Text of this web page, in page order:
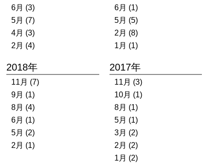
6月 (3)
5月 (7)
4月 (3)
2月 (4)
6月 (1)
5月 (5)
2月 (8)
1月 (1)
2018年
11月 (7)
9月 (1)
8月 (4)
6月 (1)
5月 (2)
2月 (1)
2017年
11月 (3)
10月 (1)
8月 (1)
5月 (1)
3月 (2)
2月 (2)
1月 (2)